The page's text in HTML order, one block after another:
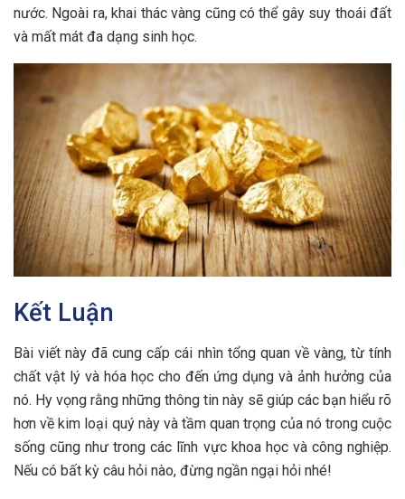
nước. Ngoài ra, khai thác vàng cũng có thể gây suy thoái đất
và mất mát đa dạng sinh học.
Kết Luận
Bài viết này đã cung cấp cái nhìn tổng quan về vàng, từ tính
chất vật lý và hóa học cho đến ứng dụng và ảnh hưởng của
nó. Hy vọng rằng những thông tin này sẽ giúp các bạn hiểu rõ
hơn về kim loại quý này và tầm quan trọng của nó trong cuộc
sống cũng như trong các lĩnh vực khoa học và công nghiệp.
Nếu có bất kỳ câu hỏi nào, đừng ngần ngại hỏi nhé!